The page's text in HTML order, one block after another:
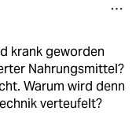
krank geworden
Nahrungsmittel?
Warum wird denn
verteufelt?